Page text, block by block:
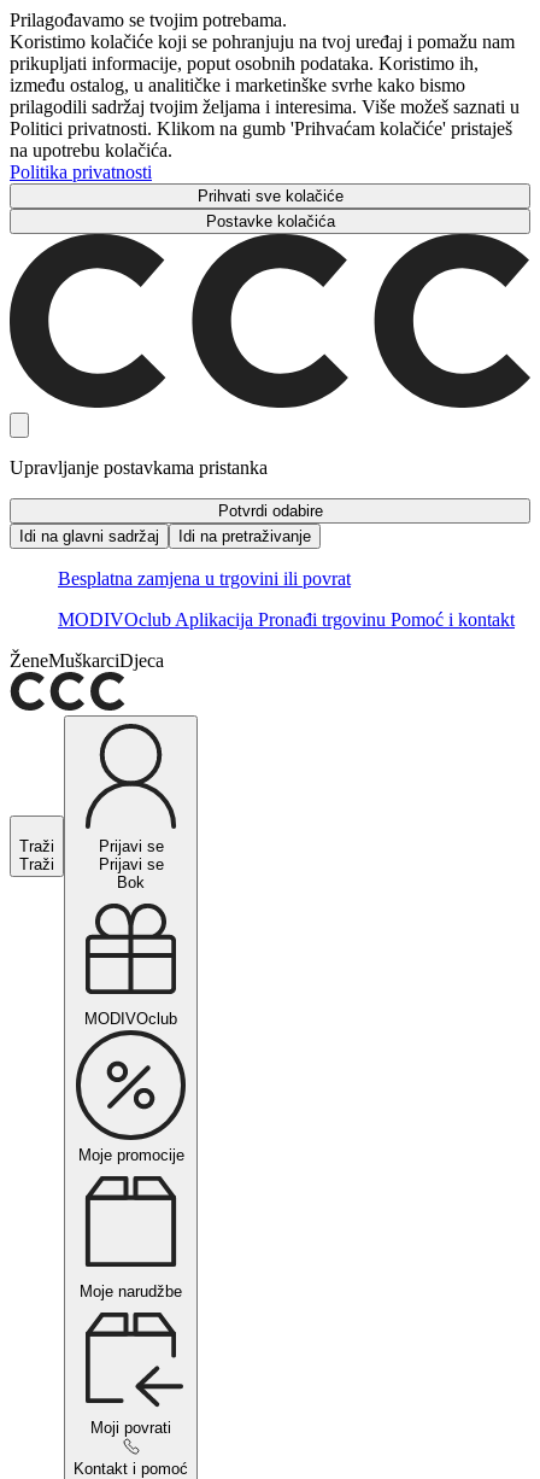
Prilagođavamo se tvojim potrebama.
Koristimo kolačiće koji se pohranjuju na tvoj uređaj i pomažu nam
prikupljati informacije, poput osobnih podataka. Koristimo ih,
između ostalog, u analitičke i marketinške svrhe kako bismo
prilagodili sadržaj tvojim željama i interesima. Više možeš saznati u
Politici privatnosti. Klikom na gumb 'Prihvaćam kolačiće' pristaješ
na upotrebu kolačića.
Politika privatnosti
Prihvati sve kolačiće
Postavke kolačića
Upravljanje postavkama pristanka
Potvrdi odabire
Idi na glavni sadržaj
Idi na pretraživanje
Besplatna zamjena u trgovini ili povrat
MODIVOclub Aplikacija Pronađi trgovinu Pomoć i kontakt
ŽeneMuškarciDjeca
Traži
Traži
Prijavi se
Prijavi se
Bok
MODIVOclub
Moje promocije
Moje narudžbe
Moji povrati
Kontakt i pomoć